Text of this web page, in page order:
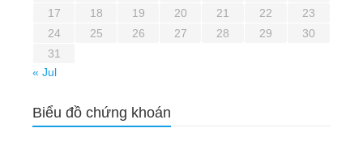
17
18 19 20 21 22
23
24
25 26 27 28 29
30
31
« Jul
Biểu đồ chứng khoán